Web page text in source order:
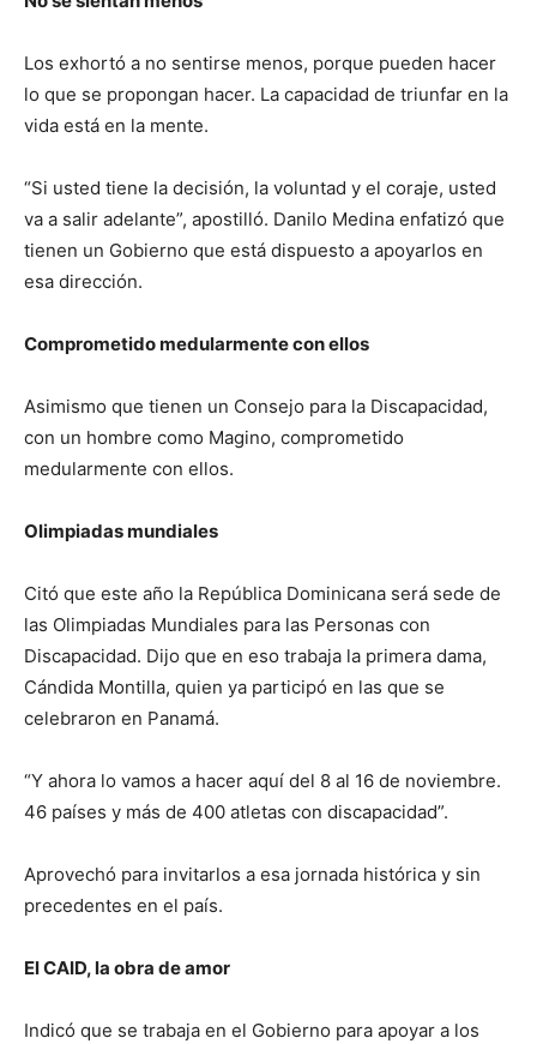
Los exhortó a no sentirse menos, porque pueden hacer
lo que se propongan hacer. La capacidad de triunfar en la
vida está en la mente.
“Si usted tiene la decisión, la voluntad y el coraje, usted
va a salir adelante”, apostilló. Danilo Medina enfatizó que
tienen un Gobierno que está dispuesto a apoyarlos en
esa dirección.
Comprometido medularmente con ellos
Asimismo que tienen un Consejo para la Discapacidad,
con un hombre como Magino, comprometido
medularmente con ellos.
Olimpiadas mundiales
Citó que este año la República Dominicana será sede de
las Olimpiadas Mundiales para las Personas con
Discapacidad. Dijo que en eso trabaja la primera dama,
Cándida Montilla, quien ya participó en las que se
celebraron en Panamá.
“Y ahora lo vamos a hacer aquí del 8 al 16 de noviembre.
46 países y más de 400 atletas con discapacidad”.
Aprovechó para invitarlos a esa jornada histórica y sin
precedentes en el país.
El CAID, la obra de amor
Indicó que se trabaja en el Gobierno para apoyar a los